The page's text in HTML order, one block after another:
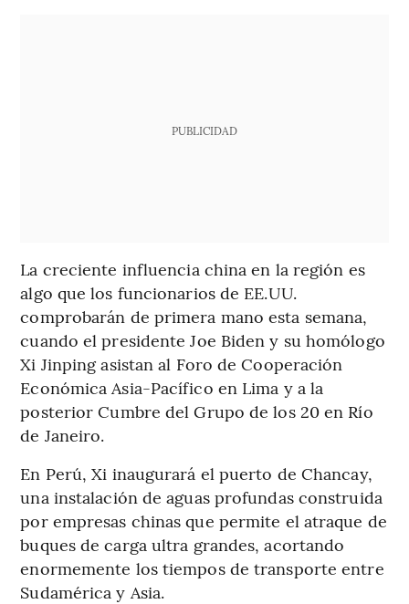
PUBLICIDAD
La creciente influencia china en la región es
algo que los funcionarios de EE.UU.
comprobarán de primera mano esta semana,
cuando el presidente Joe Biden y su homólogo
Xi Jinping asistan al Foro de Cooperación
Económica Asia-Pacífico en Lima y a la
posterior Cumbre del Grupo de los 20 en Río
de Janeiro.
En Perú, Xi inaugurará el puerto de Chancay,
una instalación de aguas profundas construida
por empresas chinas que permite el atraque de
buques de carga ultra grandes, acortando
enormemente los tiempos de transporte entre
Sudamérica y Asia.